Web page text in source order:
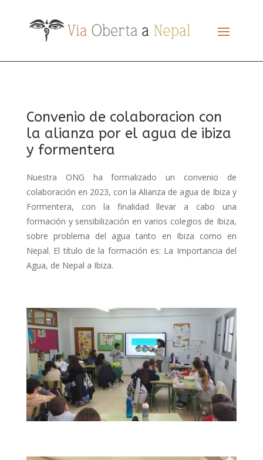
Convenio de colaboracion con
la alianza por el agua de ibiza
y formentera
Nuestra ONG ha formalizado un convenio de
colaboración en 2023, con la Alianza de agua de Ibiza y
Formentera, con la finalidad llevar a cabo una
formación y sensibilización en varios colegios de Ibiza,
sobre problema del agua tanto en Ibiza como en
Nepal. El título de la formación es: La Importancia del
Agua, de Nepal a Ibiza.